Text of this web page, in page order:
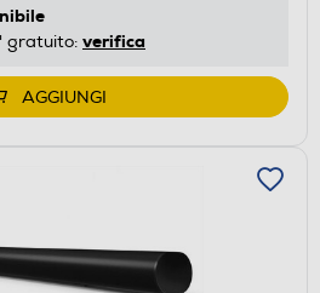
gratuito: verifica
AGGIUNGI